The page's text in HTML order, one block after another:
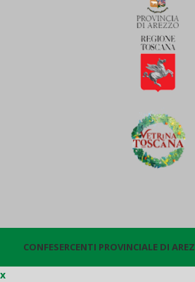
CONFESERCENTI PROVINCIALE DI
x